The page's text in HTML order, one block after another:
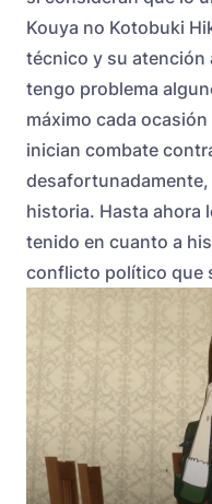
Kouya no Kotobuki
técnico y su atención
tengo problema
máximo cada
inician combate
historia. Hasta ahora
tenido en cuanto a
conflicto político que